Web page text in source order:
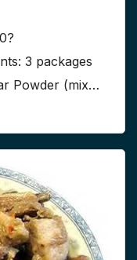
3 packages
Powder (mix…